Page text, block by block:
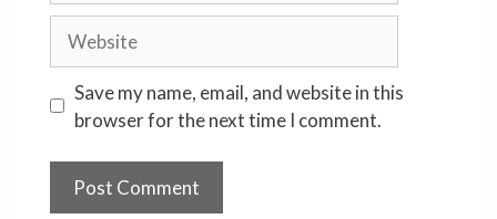
Save my name, email, and website in this
browser for the next time I comment.